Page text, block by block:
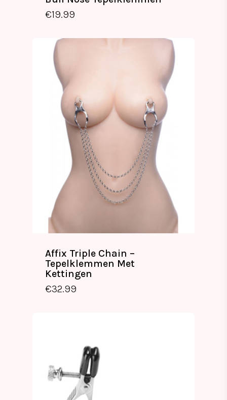
€19.99
€19.99
Affix Triple Chain –
Tepelklemmen Met
Kettingen
€32.99